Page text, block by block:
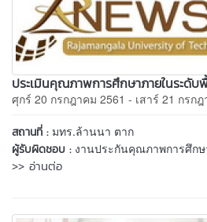
ประเมินคุณภาพการศึกษาภายในระดั
ศุกร์ 20 กรกฎาคม 2561 - เสาร์ 21 กรกฎ
สถานที่ : มทร.ล้านนา ตาก
ผู้รับผิดชอบ : งานประกันคุณภาพการศึก
>> อ่านต่อ